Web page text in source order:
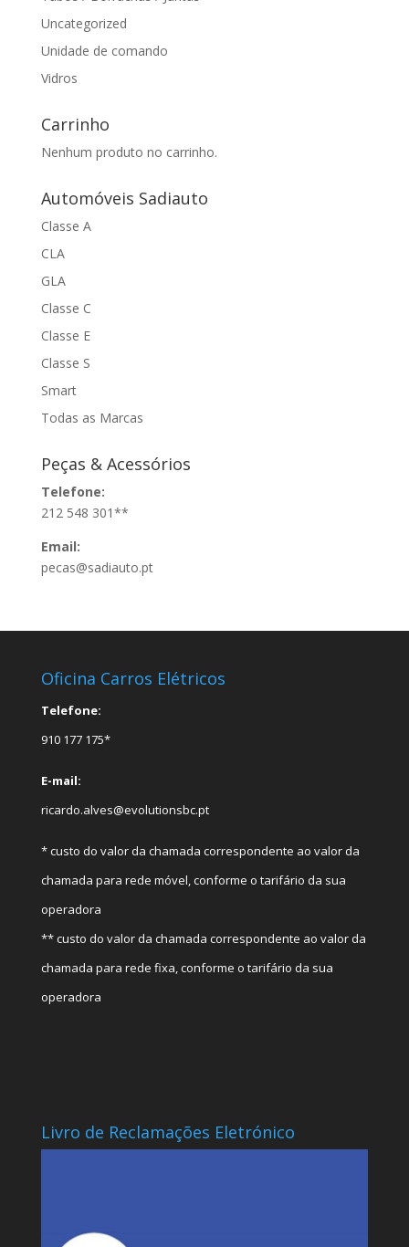
Uncategorized
Unidade de comando
Vidros
Carrinho
Nenhum produto no carrinho.
Automóveis Sadiauto
Classe A
CLA
GLA
Classe C
Classe E
Classe S
Smart
Todas as Marcas
Peças & Acessórios
Telefone:
212 548 301**
Email:
pecas@sadiauto.pt
Oficina Carros Elétricos
Telefone:
910 177 175*
E-mail:
ricardo.alves@evolutionsbc.pt
* custo do valor da chamada correspondente ao valor da
chamada para rede móvel, conforme o tarifário da sua
operadora
** custo do valor da chamada correspondente ao valor da
chamada para rede fixa, conforme o tarifário da sua
operadora
Livro de Reclamações Eletrónico